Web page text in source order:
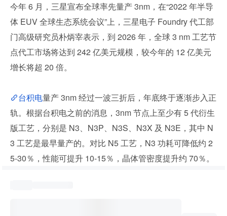
今年 6 月，三星宣布全球率先量产 3nm，在“2022 年半导
体 EUV 全球生态系统会议”上，三星电子 Foundry 代工部
门高级研究员朴炳宰表示，到 2026 年，全球 3 nm 工艺节
点代工市场将达到 242 亿美元规模，较今年的 12 亿美元
增长将超 20 倍。
台积电量产 3nm 经过一波三折后，年底终于逐渐步入正
轨。根据台积电之前的消息，3nm 节点上至少有 5 代衍生
版工艺，分别是 N3、N3P、N3S、N3X 及 N3E，其中 N
3 工艺是最早量产的。对比 N5 工艺，N3 功耗可降低约 2
5-30％，性能可提升 10-15％，晶体管密度提升约 70％。